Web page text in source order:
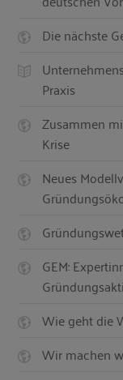
Die nächste
Praxis
Zusammen
Krise
Neues
GEM:
Wie geht die
Wir machen